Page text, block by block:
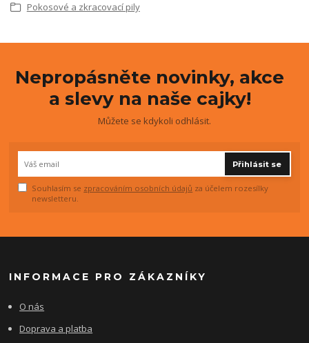
Pokosové a zkracovací pily
Nepropásněte novinky, akce
a slevy na naše cajky!
Můžete se kdykoli odhlásit.
Přihlásit se
Souhlasím se zpracováním osobních údajů za účelem rozesílky
newsletteru.
INFORMACE PRO ZÁKAZNÍKY
O nás
Doprava a platba